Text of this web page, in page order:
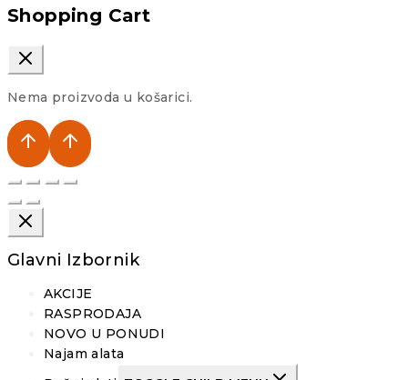
Shopping Cart
Nema proizvoda u košarici.
Glavni Izbornik
AKCIJE
RASPRODAJA
NOVO U PONUDI
Najam alata